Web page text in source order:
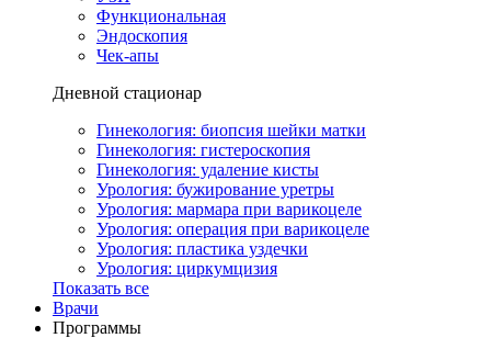
Функциональная
Эндоскопия
Чек-апы
Дневной стационар
Гинекология: биопсия шейки матки
Гинекология: гистероскопия
Гинекология: удаление кисты
Урология: бужирование уретры
Урология: мармара при варикоцеле
Урология: операция при варикоцеле
Урология: пластика уздечки
Урология: циркумцизия
Показать все
Врачи
Программы